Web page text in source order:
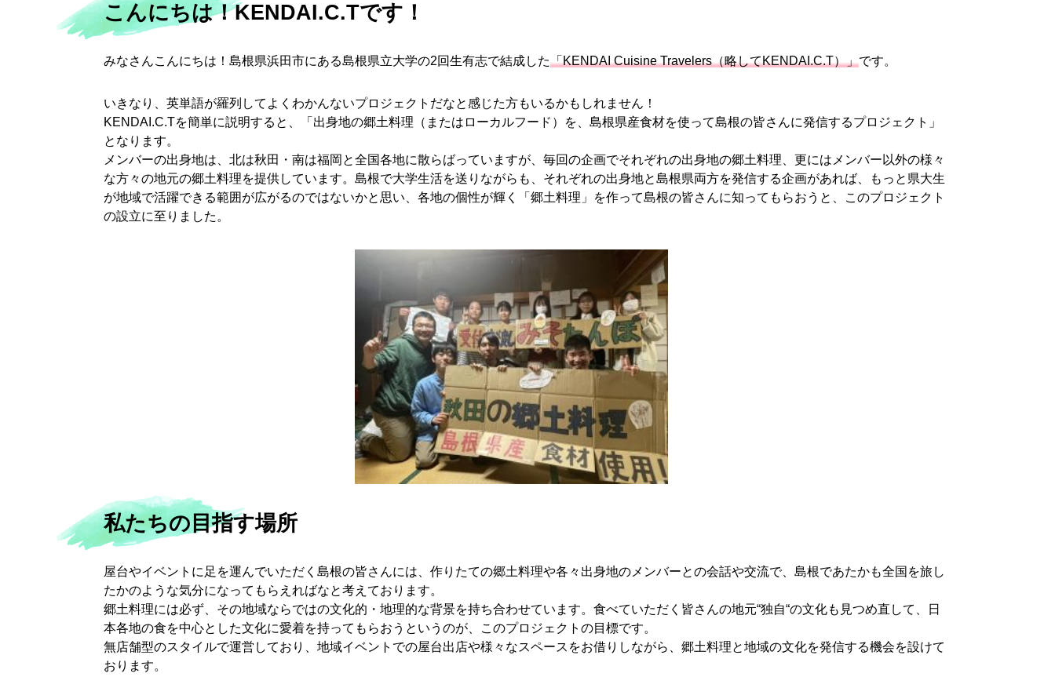
こんにちは！KENDAI.C.Tです！
みなさんこんにちは！島根県浜田市にある島根県立大学の2回生有志で結成した「KENDAI Cuisine Travelers（略してKENDAI.C.T）」です。
いきなり、英単語が羅列してよくわかんないプロジェクトだなと感じた方もいるかもしれません！
KENDAI.C.Tを簡単に説明すると、「出身地の郷土料理（またはローカルフード）を、島根県産食材を使って島根の皆さんに発信するプロジェクト」
となります。
メンバーの出身地は、北は秋田・南は福岡と全国各地に散らばっていますが、毎回の企画でそれぞれの出身地の郷土料理、更にはメンバー以外の様々
な方々の地元の郷土料理を提供しています。島根で大学生活を送りながらも、それぞれの出身地と島根県両方を発信する企画があれば、もっと県大生
が地域で活躍できる範囲が広がるのではないかと思い、各地の個性が輝く「郷土料理」を作って島根の皆さんに知ってもらおうと、このプロジェクト
の設立に至りました。
私たちの目指す場所
屋台やイベントに足を運んでいただく島根の皆さんには、作りたての郷土料理や各々出身地のメンバーとの会話や交流で、島根であたかも全国を旅し
たかのような気分になってもらえればなと考えております。
郷土料理には必ず、その地域ならではの文化的・地理的な背景を持ち合わせています。食べていただく皆さんの地元“独自“の文化も見つめ直して、日
本各地の食を中心とした文化に愛着を持ってもらおうというのが、このプロジェクトの目標です。
無店舗型のスタイルで運営しており、地域イベントでの屋台出店や様々なスペースをお借りしながら、郷土料理と地域の文化を発信する機会を設けて
おります。